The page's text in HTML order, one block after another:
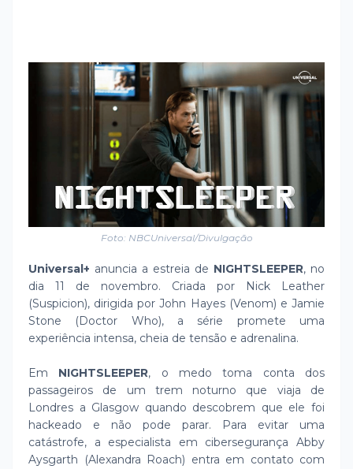
Foto: NBCUniversal/Divulgação
Universal+ anuncia a estreia de NIGHTSLEEPER, no
dia 11 de novembro. Criada por Nick Leather
(Suspicion), dirigida por John Hayes (Venom) e Jamie
Stone (Doctor Who), a série promete uma
experiência intensa, cheia de tensão e adrenalina.
Em NIGHTSLEEPER, o medo toma conta dos
passageiros de um trem noturno que viaja de
Londres a Glasgow quando descobrem que ele foi
hackeado e não pode parar. Para evitar uma
catástrofe, a especialista em cibersegurança Abby
Aysgarth (Alexandra Roach) entra em contato com